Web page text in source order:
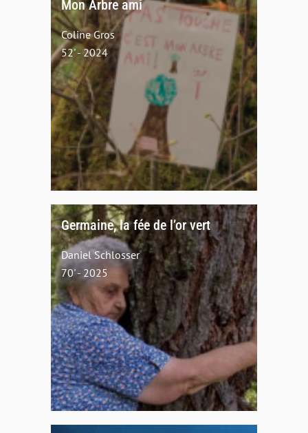
Mon Arbre ami
Coline Gros
52' - 2024
Germaine, la fée de l’or vert
Daniel Schlosser
70' - 2025